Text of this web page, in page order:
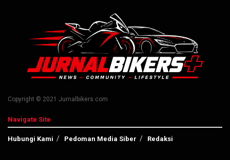
Copyright © 2021 Jurnalbikers.com
Navigate Site
Hubungi Kami Pedoman Media Siber Redaksi